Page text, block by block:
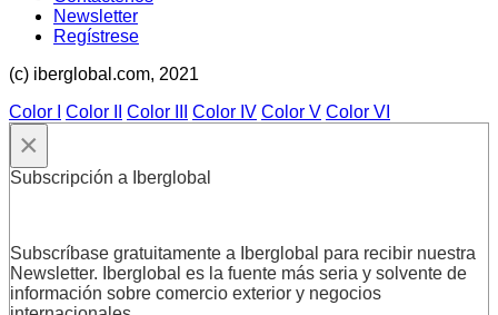
Newsletter
Regístrese
(c) iberglobal.com, 2021
Color I
Color II Color III Color IV Color V Color VI
×
Subscripción a Iberglobal
Subscríbase gratuitamente a Iberglobal para recibir nuestra
Newsletter. Iberglobal es la fuente más seria y solvente de
información sobre comercio exterior y negocios